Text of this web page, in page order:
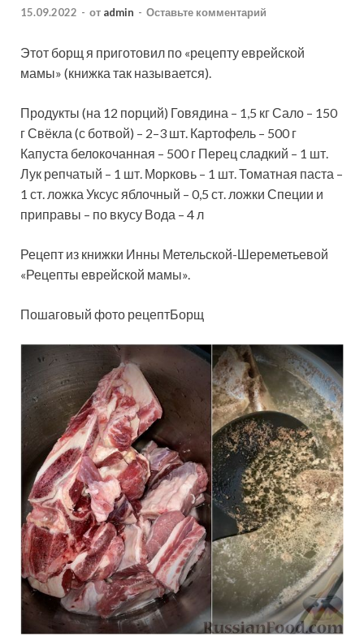
15.09.2022 - от admin - Оставьте комментарий
Этот борщ я приготовил по «рецепту еврейской
мамы» (книжка так называется).
Продукты (на 12 порций) Говядина – 1,5 кг Сало – 150
г Свёкла (с ботвой) – 2–3 шт. Картофель – 500 г
Капуста белокочанная – 500 г Перец сладкий – 1 шт.
Лук репчатый – 1 шт. Морковь – 1 шт. Томатная паста –
1 ст. ложка Уксус яблочный – 0,5 ст. ложки Специи и
приправы – по вкусу Вода – 4 л
Рецепт из книжки Инны Метельской-Шереметьевой
«Рецепты еврейской мамы».
Пошаговый фото рецептБорщ